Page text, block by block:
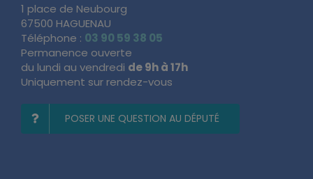
1 place de Neubourg
67500 HAGUENAU
Téléphone : 03 90 59 38 05
Permanence ouverte
du lundi au vendredi de 9h à 17h
Uniquement sur rendez-vous
POSER UNE QUESTION AU DÉPUTÉ